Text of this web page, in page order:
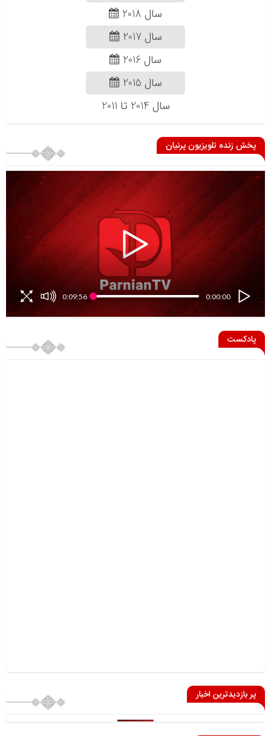
سال 2018
سال 2017
سال 2016
سال 2015
سال 2014 تا 2011
پخش زنده تلویزیون پرنیان
0:00:00
0:09:56
پادکست
پر بازدیدترین اخبار